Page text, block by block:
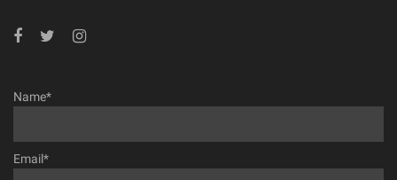
Name*
Email*